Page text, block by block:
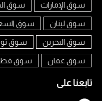
سوق الإمارات سوق
سوق لبنان سوق
سوق البحرين سوق
سوق عمان سوق
تابعنا على